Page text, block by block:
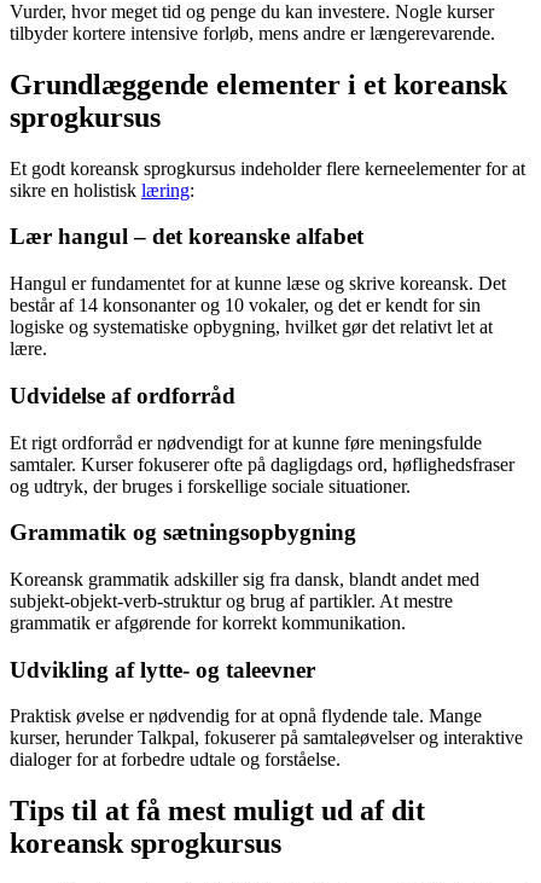
Vurder, hvor meget tid og penge du kan investere. Nogle kurser
tilbyder kortere intensive forløb, mens andre er længerevarende.
Grundlæggende elementer i et koreansk
sprogkursus
Et godt koreansk sprogkursus indeholder flere kerneelementer for at
sikre en holistisk læring:
Lær hangul – det koreanske alfabet
Hangul er fundamentet for at kunne læse og skrive koreansk. Det
består af 14 konsonanter og 10 vokaler, og det er kendt for sin
logiske og systematiske opbygning, hvilket gør det relativt let at
lære.
Udvidelse af ordforråd
Et rigt ordforråd er nødvendigt for at kunne føre meningsfulde
samtaler. Kurser fokuserer ofte på dagligdags ord, høflighedsfraser
og udtryk, der bruges i forskellige sociale situationer.
Grammatik og sætningsopbygning
Koreansk grammatik adskiller sig fra dansk, blandt andet med
subjekt-objekt-verb-struktur og brug af partikler. At mestre
grammatik er afgørende for korrekt kommunikation.
Udvikling af lytte- og taleevner
Praktisk øvelse er nødvendig for at opnå flydende tale. Mange
kurser, herunder Talkpal, fokuserer på samtaleøvelser og interaktive
dialoger for at forbedre udtale og forståelse.
Tips til at få mest muligt ud af dit
koreansk sprogkursus